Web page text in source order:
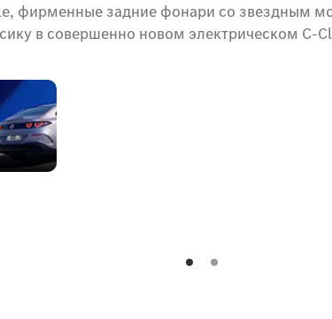
фирменные задние фонари со звездным
в совершенно новом электрическом C-